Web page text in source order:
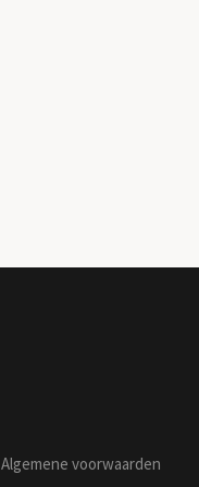
Algemene voorwaarden